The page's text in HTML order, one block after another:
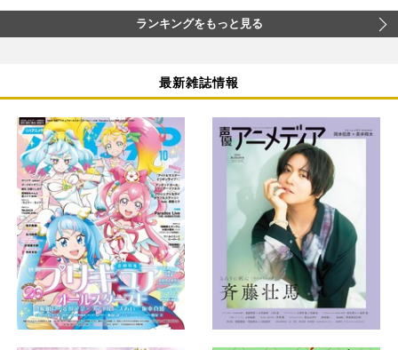
ランキングをもっと見る
最新雑誌情報